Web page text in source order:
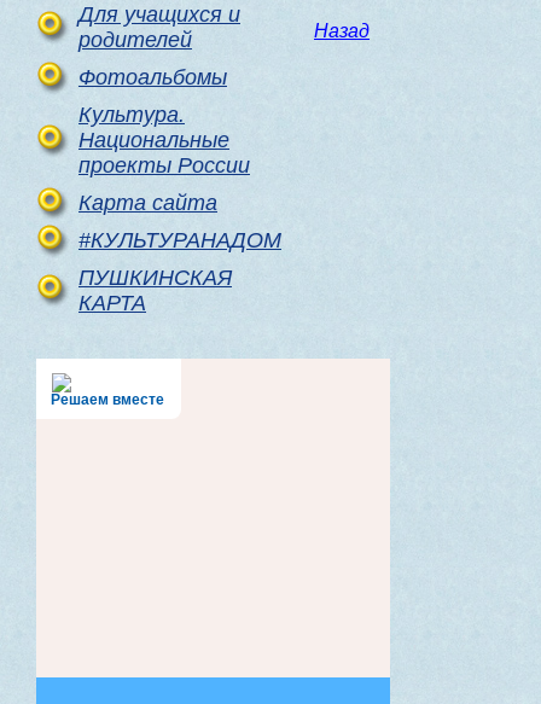
Для учащихся и
родителей
Фотоальбомы
Культура.
Национальные
проекты России
Карта сайта
#КУЛЬТУРАНАДОМ
ПУШКИНСКАЯ
КАРТА
Решаем вместе
Назад